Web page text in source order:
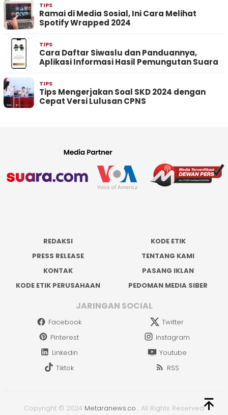
TIPS
Ramai di Media Sosial, Ini Cara Melihat
Spotify Wrapped 2024
TIPS
Cara Daftar Siwaslu dan Panduannya,
Aplikasi Informasi Hasil Pemungutan Suara
TIPS
Tips Mengerjakan Soal SKD 2024 dengan
Cepat Versi Lulusan CPNS
REDAKSI
KODE ETIK
PRESS RELEASE
TENTANG KAMI
KONTAK
PASANG IKLAN
KODE ETIK PERUSAHAAN
PEDOMAN MEDIA SIBER
JARINGAN SOCIAL
Facebook
Twitter
Pinterest
Instagram
Linkedin
Youtube
Tiktok
RSS
Copyright © 2024 Metaranews.co . All Rights Reserved